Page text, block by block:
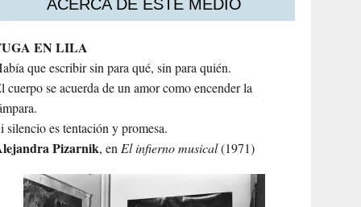
ACERCA DE ESTE MEDIO
EN LILA
que escribir sin para qué, sin para quién.
cuerpo se acuerda de un amor como encender la
silencio es tentación y promesa.
Pizarnik, enEl infierno musical(1971)